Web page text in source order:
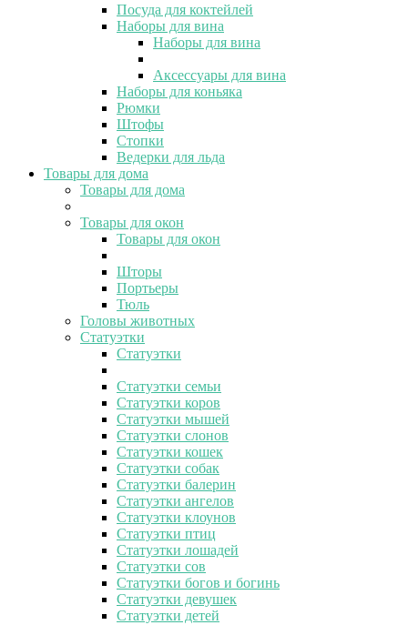
Посуда для коктейлей
Наборы для вина
Наборы для вина
Аксессуары для вина
Наборы для коньяка
Рюмки
Штофы
Стопки
Ведерки для льда
Товары для дома
Товары для дома
Товары для окон
Товары для окон
Шторы
Портьеры
Тюль
Головы животных
Статуэтки
Статуэтки
Статуэтки семьи
Статуэтки коров
Статуэтки мышей
Статуэтки слонов
Статуэтки кошек
Статуэтки собак
Статуэтки балерин
Статуэтки ангелов
Статуэтки клоунов
Статуэтки птиц
Статуэтки лошадей
Статуэтки сов
Статуэтки богов и богинь
Статуэтки девушек
Статуэтки детей